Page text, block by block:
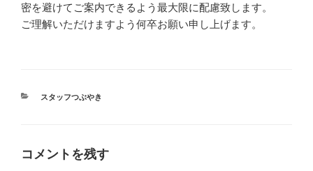
密を避けてご案内できるよう最大限に配慮致します。
ご理解いただけますよう何卒お願い申し上げます。
カ
ー
スタッフつぶやき
コメントを残す